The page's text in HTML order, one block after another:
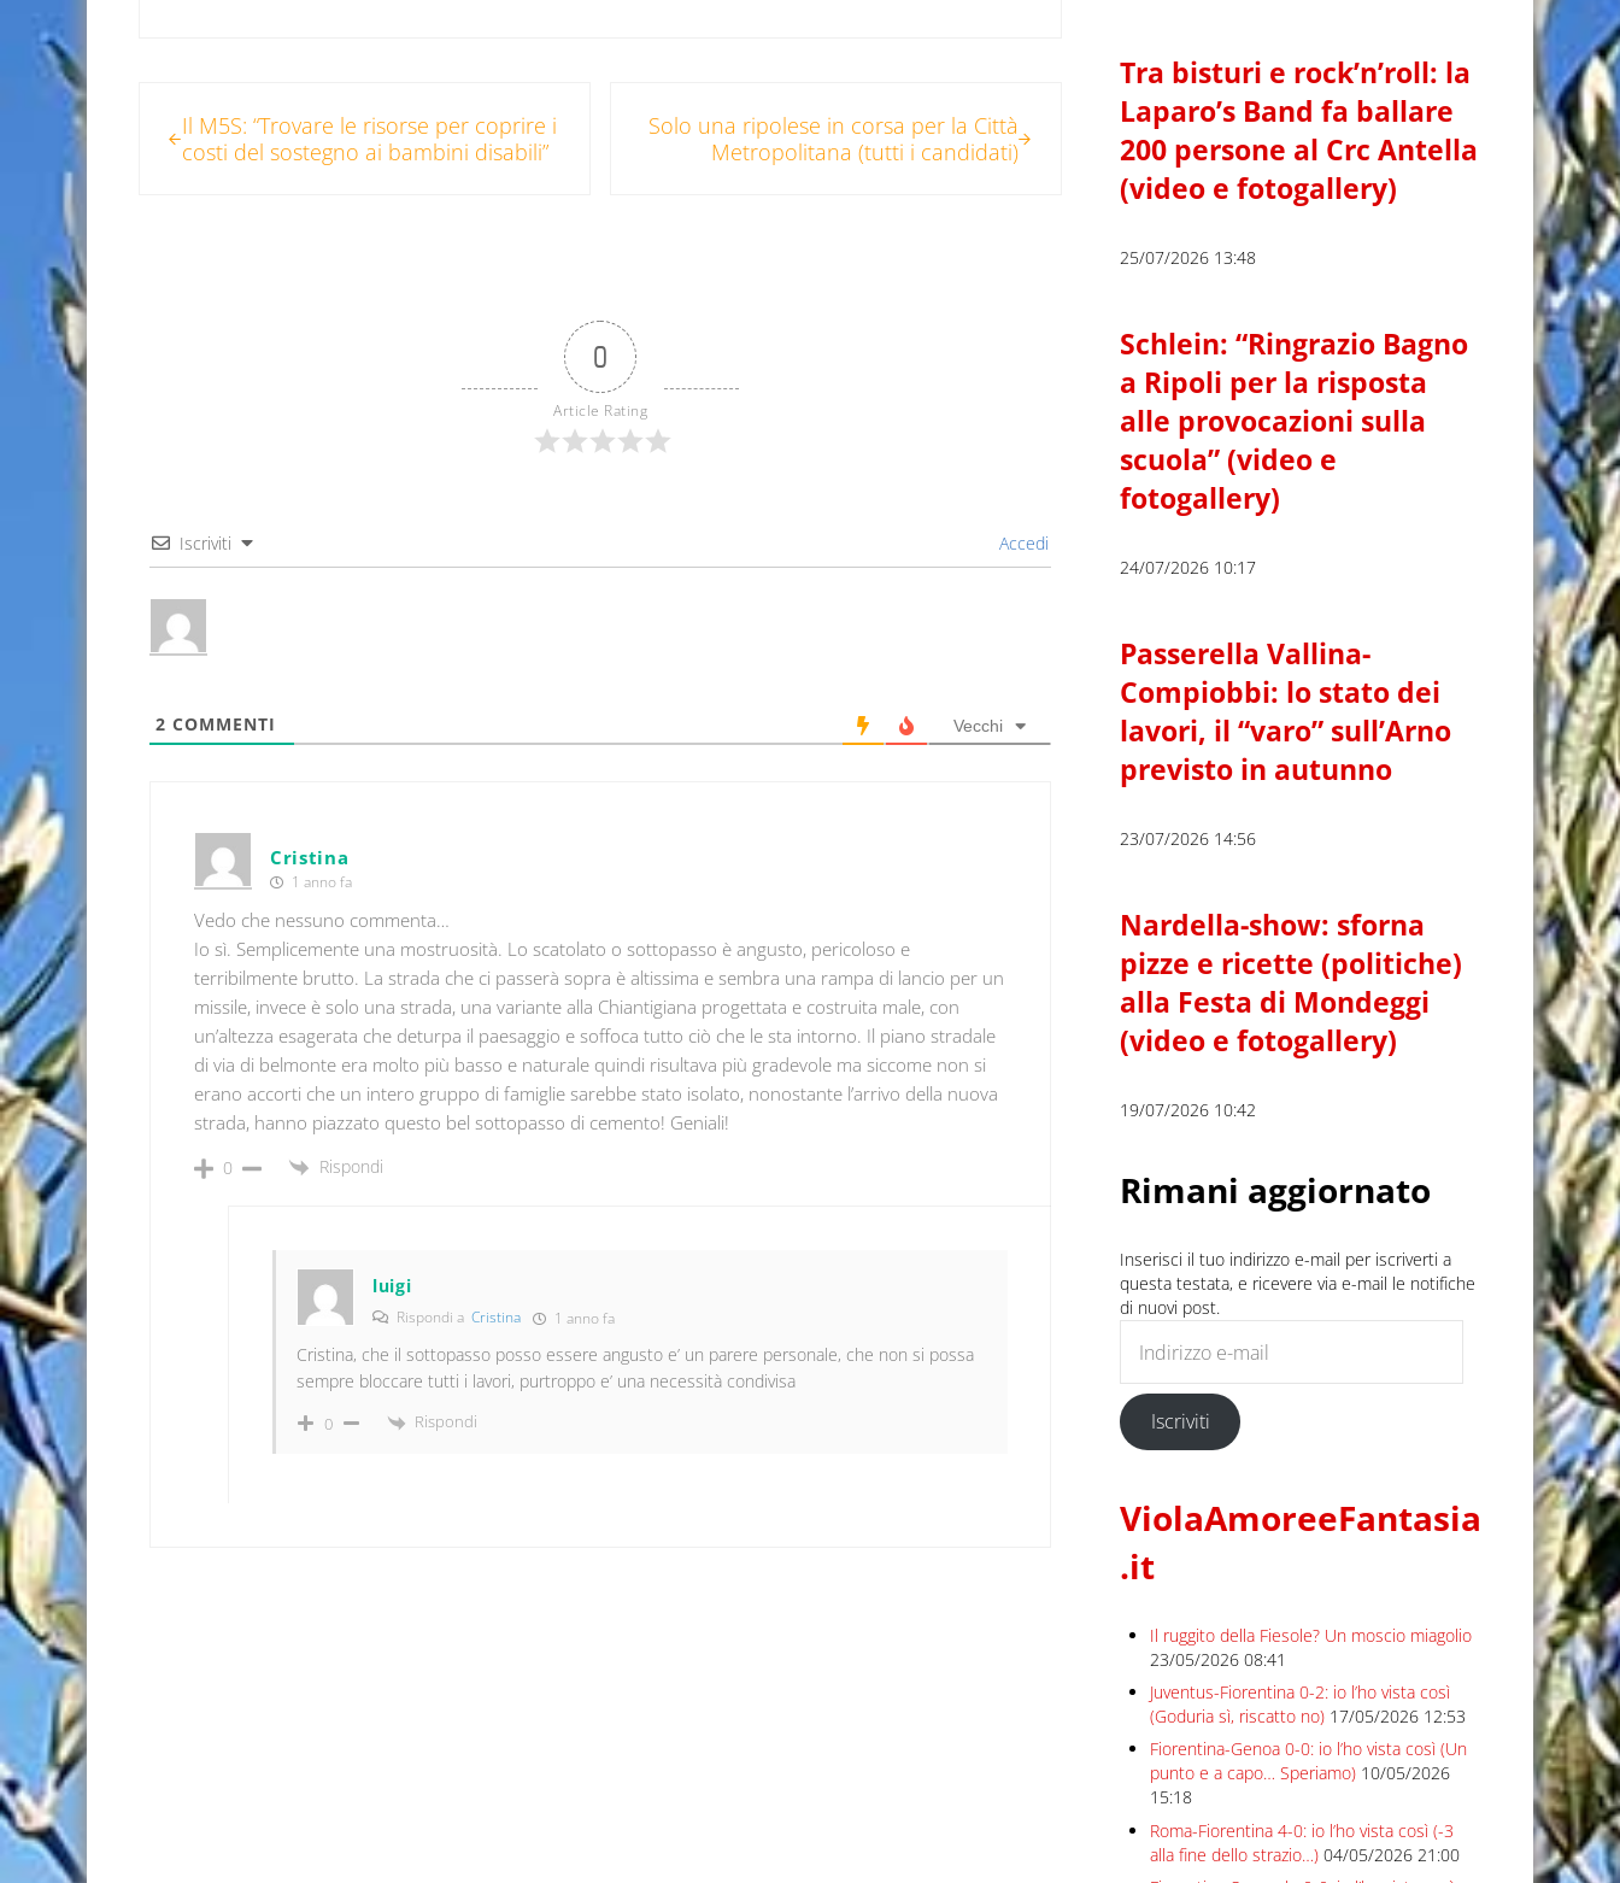
Il M5S: “Trovare le risorse per coprire i
costi del sostegno ai bambini disabili”
Solo una ripolese in corsa per la Città
Metropolitana (tutti i candidati)
0
Article Rating
Iscriviti Accedi
2 COMMENTI Vecchi
Cristina
1 anno fa
Vedo che nessuno commenta…
Io sì. Semplicemente una mostruosità. Lo scatolato o sottopasso è angusto, pericoloso e
terribilmente brutto. La strada che ci passerà sopra è altissima e sembra una rampa di lancio per un
missile, invece è solo una strada, una variante alla Chiantigiana progettata e costruita male, con
un’altezza esagerata che deturpa il paesaggio e soffoca tutto ciò che le sta intorno. Il piano stradale
di via di belmonte era molto più basso e naturale quindi risultava più gradevole ma siccome non si
erano accorti che un intero gruppo di famiglie sarebbe stato isolato, nonostante l’arrivo della nuova
strada, hanno piazzato questo bel sottopasso di cemento! Geniali!
0 Rispondi
luigi
Rispondi a Cristina 1 anno fa
Cristina, che il sottopasso posso essere angusto e’ un parere personale, che non si possa
sempre bloccare tutti i lavori, purtroppo e’ una necessità condivisa
0 Rispondi
Tra bisturi e rock’n’roll: la
Laparo’s Band fa ballare
200 persone al Crc Antella
(video e fotogallery)
25/07/2026 13:48
Schlein: “Ringrazio Bagno
a Ripoli per la risposta
alle provocazioni sulla
scuola” (video e
fotogallery)
24/07/2026 10:17
Passerella Vallina-
Compiobbi: lo stato dei
lavori, il “varo” sull’Arno
previsto in autunno
23/07/2026 14:56
Nardella-show: sforna
pizze e ricette (politiche)
alla Festa di Mondeggi
(video e fotogallery)
19/07/2026 10:42
Rimani aggiornato
Inserisci il tuo indirizzo e-mail per iscriverti a
questa testata, e ricevere via e-mail le notifiche
di nuovi post.
Iscriviti
ViolaAmoreeFantasia
.it
Il ruggito della Fiesole? Un moscio miagolio
23/05/2026 08:41
Juventus-Fiorentina 0-2: io l’ho vista così
(Goduria sì, riscatto no) 17/05/2026 12:53
Fiorentina-Genoa 0-0: io l’ho vista così (Un
punto e a capo… Speriamo) 10/05/2026
15:18
Roma-Fiorentina 4-0: io l’ho vista così (-3
alla fine dello strazio…) 04/05/2026 21:00